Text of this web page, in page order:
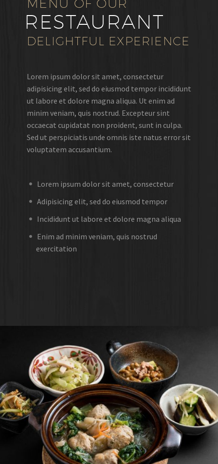
RESTAURANT
DELIGHTFUL EXPERIENCE
Lorem ipsum dolor sit amet, consectetur
adipisicing elit, sed do eiusmod tempor incididunt
ut labore et dolore magna aliqua. Ut enim ad
minim veniam, quis nostrud. Excepteur sint
occaecat cupidatat non proident, sunt in culpa.
Sed ut perspiciatis unde omnis iste natus error sit
voluptatem accusantium.
Lorem ipsum dolor sit amet, consectetur
Adipisicing elit, sed do eiusmod tempor
Incididunt ut labore et dolore magna aliqua
Enim ad minim veniam, quis nostrud
exercitation